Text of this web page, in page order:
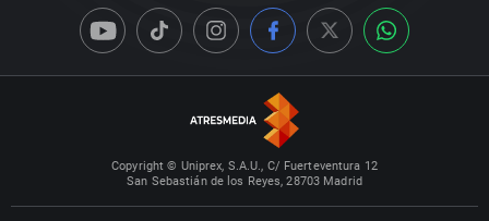
Copyright © Uniprex, S.A.U., C/ Fuerteventura 12
San Sebastián de los Reyes, 28703 Madrid